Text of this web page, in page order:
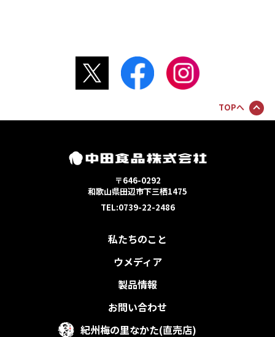
TOPへ
〒646-0292
和歌山県田辺市下三栖1475
TEL:0739-22-2486
私たちのこと
ウメディア
製品情報
お問い合わせ
紀州梅の里なかた(直売店)